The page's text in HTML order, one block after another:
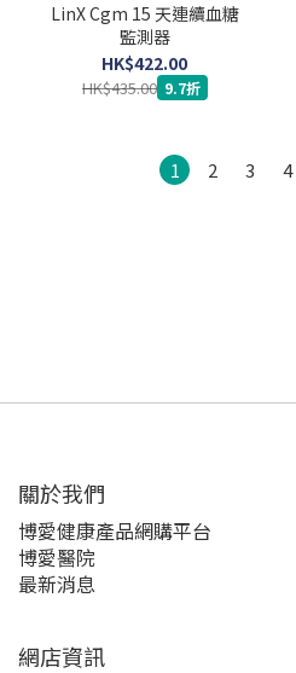
LinX Cgm 15 天連續血糖
監測器
HK$422.00
HK$435.00 9.7折
1 2 3 4
關於我們‎
博愛健康產品網購平台
博愛醫院
最新消息
網店資訊